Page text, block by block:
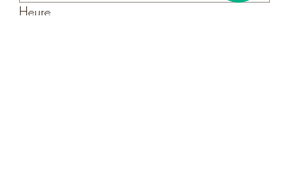
Heure